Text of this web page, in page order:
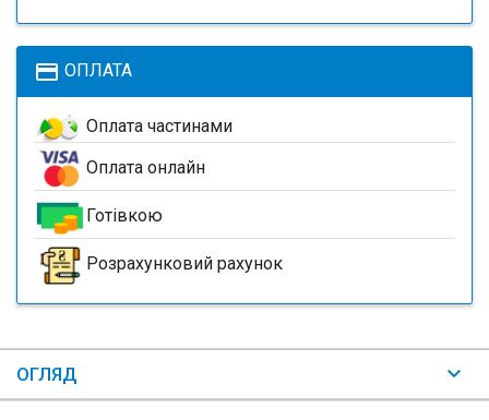
payment ОПЛАТА
Оплата частинами
Оплата онлайн
Готівкою
Розрахунковий рахунок
ОГЛЯД